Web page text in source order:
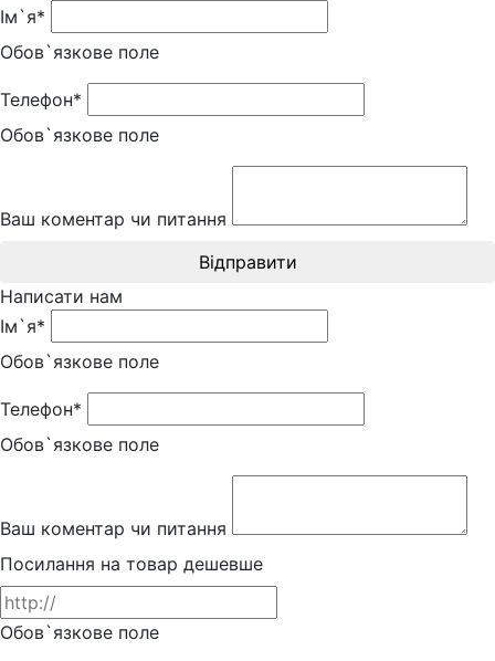
Ім`я*
Обов`язкове поле
Телефон*
Обов`язкове поле
Ваш коментар чи питання
Відправити
Написати нам
Ім`я*
Обов`язкове поле
Телефон*
Обов`язкове поле
Ваш коментар чи питання
Посилання на товар дешевше
Обов`язкове поле